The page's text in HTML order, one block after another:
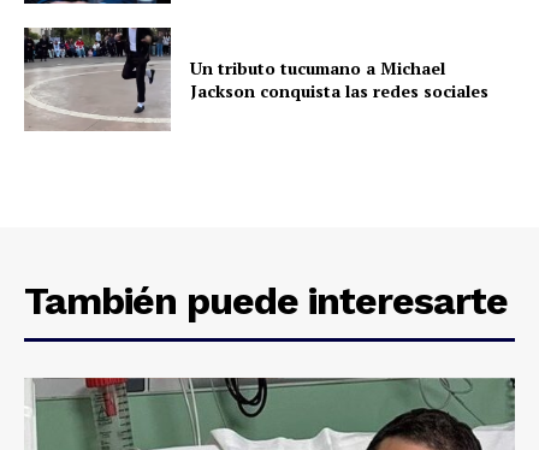
Un tributo tucumano a Michael
Jackson conquista las redes sociales
También puede interesarte